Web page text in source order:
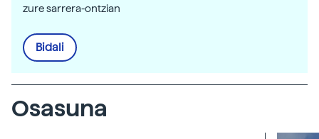
zure sarrera-ontzian
Bidali
Osasuna